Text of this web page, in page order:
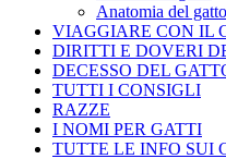
Anatomia del gatto
VIAGGIARE CON IL
DIRITTI E DOVERI
DECESSO DEL
TUTTI I CONSIGLI
RAZZE
I NOMI PER GATTI
TUTTE LE INFO SUI